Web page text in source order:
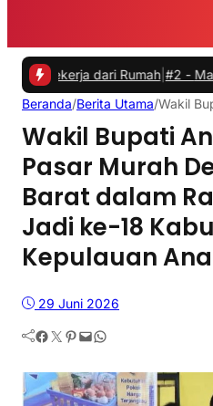
dari Rumah|#2 -Masalah
Beranda/Berita Utama/Wakil
Wakil Bupati
Pasar Murah
Barat dalam
Jadi ke-18
Kepulauan
29 Juni 2026
Facebook Twitter Pinterest Mail WhatsApp